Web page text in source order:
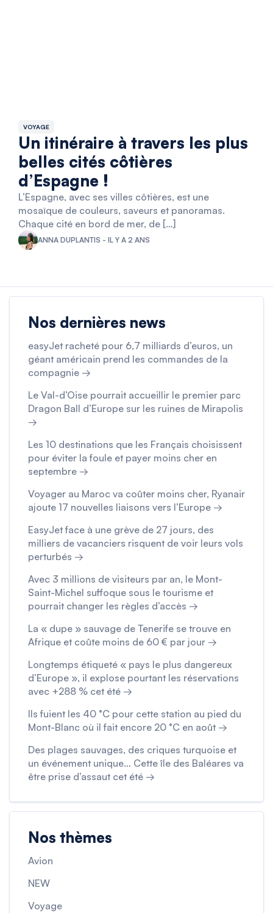
VOYAGE
Un itinéraire à travers les plus
belles cités côtières
d’Espagne !
L’Espagne, avec ses villes côtières, est une
mosaïque de couleurs, saveurs et panoramas.
Chaque cité en bord de mer, de […]
ANNA DUPLANTIS - IL Y A 2 ANS
Nos dernières news
easyJet racheté pour 6,7 milliards d’euros, un
géant américain prend les commandes de la
compagnie →
Le Val-d’Oise pourrait accueillir le premier parc
Dragon Ball d’Europe sur les ruines de Mirapolis
→
Les 10 destinations que les Français choisissent
pour éviter la foule et payer moins cher en
septembre →
Voyager au Maroc va coûter moins cher, Ryanair
ajoute 17 nouvelles liaisons vers l’Europe →
EasyJet face à une grève de 27 jours, des
milliers de vacanciers risquent de voir leurs vols
perturbés →
Avec 3 millions de visiteurs par an, le Mont-
Saint-Michel suffoque sous le tourisme et
pourrait changer les règles d’accès →
La « dupe » sauvage de Tenerife se trouve en
Afrique et coûte moins de 60 € par jour →
Longtemps étiqueté « pays le plus dangereux
d’Europe », il explose pourtant les réservations
avec +288 % cet été →
Ils fuient les 40 °C pour cette station au pied du
Mont-Blanc où il fait encore 20 °C en août →
Des plages sauvages, des criques turquoise et
un événement unique… Cette île des Baléares va
être prise d’assaut cet été →
Nos thèmes
Avion
NEW
Voyage